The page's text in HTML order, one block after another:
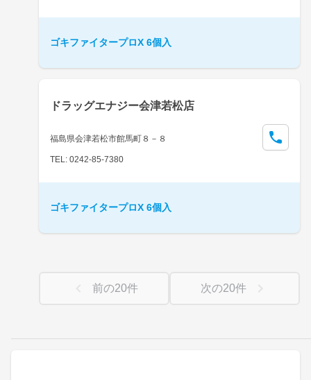
ゴキファイタープロX 6個入
ドラッグエナジー会津若松店
福島県会津若松市館馬町８－８
TEL: 0242-85-7380
ゴキファイタープロX 6個入
前の20件 次の20件